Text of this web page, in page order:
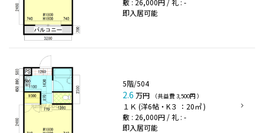
即入居可能
5階/504
2.6 万円 （共益費 3,500円 ）
１Ｋ (洋6帖・K３ ：20㎡ )
敷 : 26,000円 / 礼 : -
即入居可能